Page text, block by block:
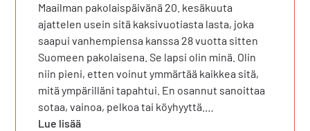
Maailman pakolaispäivänä 20. kesäkuuta
ajattelen usein sitä kaksivuotiasta lasta, joka
saapui vanhempiensa kanssa 28 vuotta sitten
Suomeen pakolaisena. Se lapsi olin minä. Olin
niin pieni, etten voinut ymmärtää kaikkea sitä,
mitä ympärilläni tapahtui. En osannut sanoittaa
sotaa, vainoa, pelkoa tai köyhyyttä.…
Lue lisää